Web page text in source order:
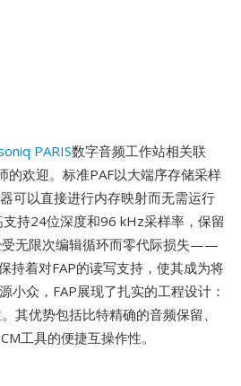
PARIS数字音频工作站相关联
欢迎。标准PAF以大端序存储采样
可以直接进行内存映射而无需运行
持24位深度和96 kHz采样率，保留
受无限次编辑循环而零代际损失——
持着对FAP的读写支持，使其成为将
小众，FAP展现了扎实的工程设计：
其优势包括比特精确的音频保留、
工具的便捷互操作性。